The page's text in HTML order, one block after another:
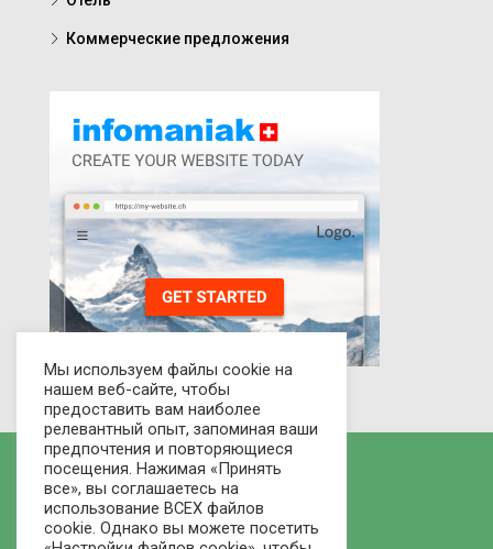
Коммерческие предложения
Мы используем файлы cookie на
нашем веб-сайте, чтобы
предоставить вам наиболее
релевантный опыт, запоминая ваши
предпочтения и повторяющиеся
посещения. Нажимая «Принять
все», вы соглашаетесь на
использование ВСЕХ файлов
cookie. Однако вы можете посетить